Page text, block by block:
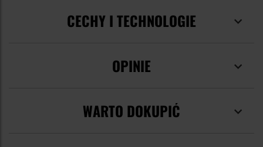
CECHY I TECHNOLOGIE
OPINIE
WARTO DOKUPIĆ